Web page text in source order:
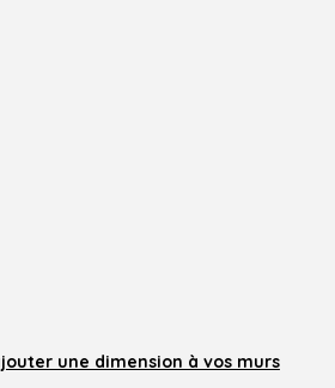
une dimension à vos murs